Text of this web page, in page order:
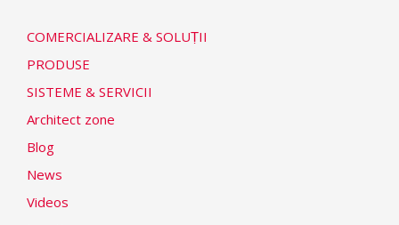
COMERCIALIZARE & SOLUṬII
PRODUSE
SISTEME & SERVICII
Architect zone
Blog
News
Videos